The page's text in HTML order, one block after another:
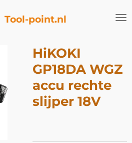
Tool-point.nl
HiKOKI
GP18DA WGZ
accu rechte
slijper 18V